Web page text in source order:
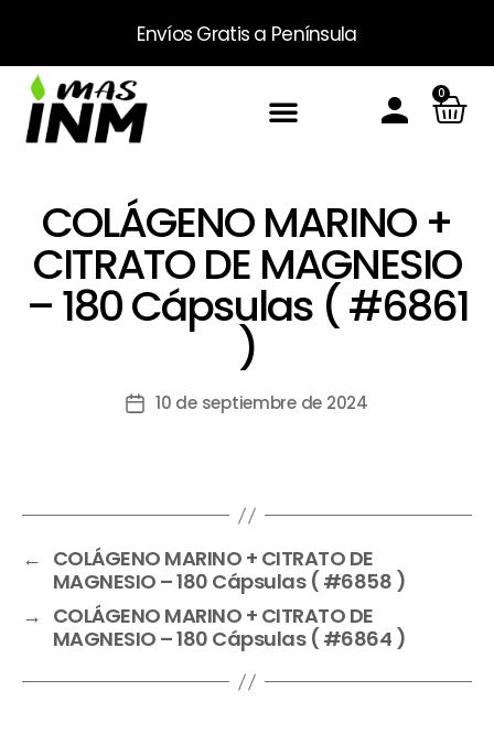
Envíos Gratis a Península
0
COLÁGENO MARINO +
CITRATO DE MAGNESIO
– 180 Cápsulas ( #6861
)
10 de septiembre de 2024
← COLÁGENO MARINO + CITRATO DE
MAGNESIO – 180 Cápsulas ( #6858 )
→ COLÁGENO MARINO + CITRATO DE
MAGNESIO – 180 Cápsulas ( #6864 )